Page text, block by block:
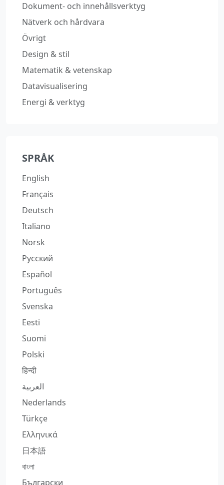
Dokument‑ och innehållsverktyg
Nätverk och hårdvara
Övrigt
Design & stil
Matematik & vetenskap
Datavisualisering
Energi & verktyg
SPRÅK
English
Français
Deutsch
Italiano
Norsk
Русский
Español
Português
Svenska
Eesti
Suomi
Polski
हिन्दी
العربية
Nederlands
Türkçe
Ελληνικά
日本語
বাংলা
Български